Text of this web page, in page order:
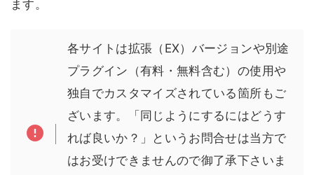
ます。
各サイトは拡張（EX）バージョンや別途
プラグイン（有料・無料含む）の使用や
独自でカスタマイズされている箇所もご
ざいます。「同じようにするにはどうす
れば良いか？」というお問合せは当方で
はお受けできませんので御了承下さいま